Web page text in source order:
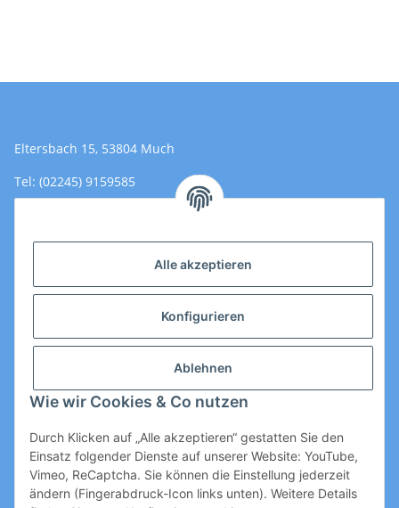
Alle akzeptieren
Konfigurieren
Ablehnen
Wie wir Cookies & Co nutzen
Durch Klicken auf „Alle akzeptieren“ gestatten Sie den
Einsatz folgender Dienste auf unserer Website: YouTube,
Vimeo, ReCaptcha. Sie können die Einstellung jederzeit
ändern (Fingerabdruck-Icon links unten). Weitere Details
Eltersbach 15, 53804 Much
Tel: (02245) 9159585
Email: Kontakt@toromedical.de
Öffnungszeiten (Mo-Fr.) 8:00 - 17:00
Vertrag widerrufen